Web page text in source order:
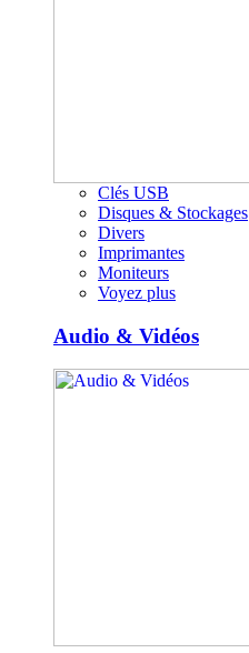
Clés USB
Disques & Stockages
Divers
Imprimantes
Moniteurs
Voyez plus
Audio & Vidéos